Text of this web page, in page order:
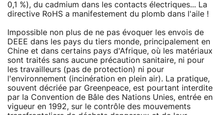
0,1 %), du cadmium dans les contacts électriques... La
directive RoHS a manifestement du plomb dans l'aile !
Impossible non plus de ne pas évoquer les envois de
DEEE dans les pays du tiers monde, principalement en
Chine et dans certains pays d'Afrique, où les matériaux
sont traités sans aucune précaution sanitaire, ni pour
les travailleurs (pas de protection) ni pour
l'environnement (incinération en plein air). La pratique,
souvent décriée par Greenpeace, est pourtant interdite
par la Convention de Bâle des Nations Unies, entrée en
vigueur en 1992, sur le contrôle des mouvements